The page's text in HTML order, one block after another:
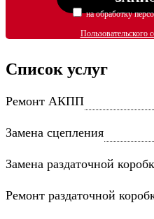
на обработку
Пользовательского
Список услуг
Ремонт АКПП
Замена сцепления
Замена раздаточной
Ремонт раздаточной